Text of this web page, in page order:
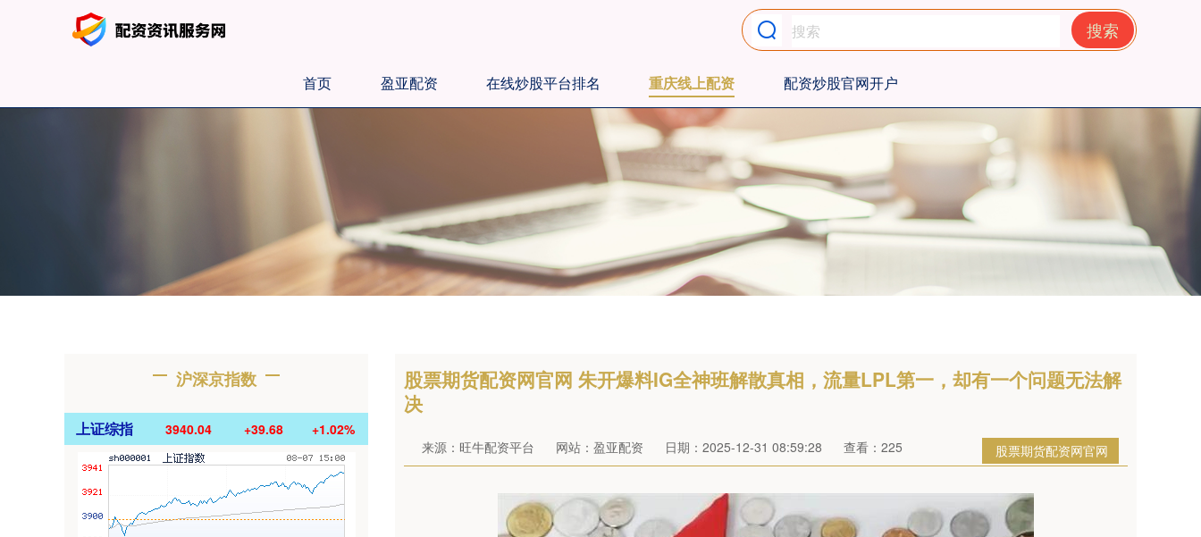
搜索
首页 盈亚配资 在线炒股平台排名 重庆线上配资 配资炒股官网开户
股票期货配资网官网 朱开爆料IG全神班解散真相，流量LPL第一，却有一个问题无法解
决
股票期货配资网官网
来源：旺牛配资平台 网站：盈亚配资 日期：2025-12-31 08:59:28 查看：225
沪深京指数
上证综指 3940.04 +39.68 +1.02%